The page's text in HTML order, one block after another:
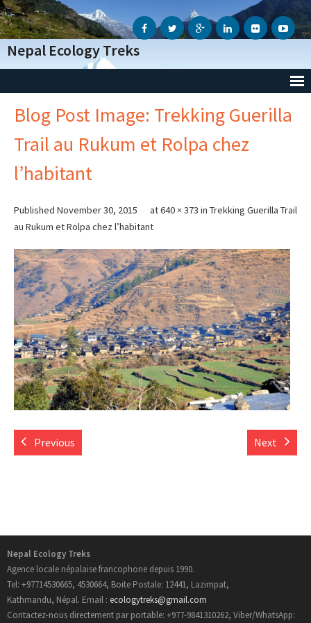
Nepal Ecology Treks
Accueil
L’Agence
- Notre Agence
- Notre Action Humanitaire
- Informations Génèrales
- Conditions Génèrales
- Informations Pratiques
- Carte du Népal
Trek au Nepal
- Nouveau Routes Treks
- Trekking au Manaslu
- Trekking au Mustang
Blog Post Image: Trekking Guerilla
Trail au Rukum et Rolpa chez
l’habitant
Published November 30, 2015 at640 × 373 in Trekking Guerilla Trail
au Rukum et Rolpa chez l’habitant
Previous Next
Nepal Ecology Treks
Agence locale népalaise francophone depuis 1990.
Tel: +97714530665, 4530664, Boite Postale: 12441, Lazimpat,
Kathmandu, Népal. Email : ecologytreks@gmail.com
Contactez-nous directement par portable: +977-9841310262, Viber/WhatsApp: